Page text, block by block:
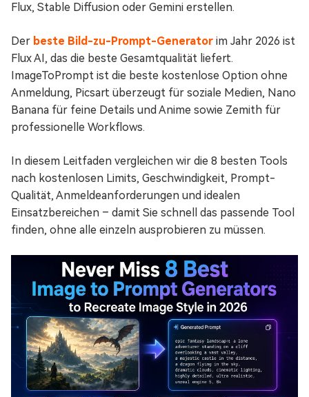
Flux, Stable Diffusion oder Gemini erstellen.
Der beste Bild-zu-Prompt-Generator im Jahr 2026 ist
Flux AI, das die beste Gesamtqualität liefert.
ImageToPrompt ist die beste kostenlose Option ohne
Anmeldung, Picsart überzeugt für soziale Medien, Nano
Banana für feine Details und Anime sowie Zemith für
professionelle Workflows.
In diesem Leitfaden vergleichen wir die 8 besten Tools
nach kostenlosen Limits, Geschwindigkeit, Prompt-
Qualität, Anmeldeanforderungen und idealen
Einsatzbereichen – damit Sie schnell das passende Tool
finden, ohne alle einzeln ausprobieren zu müssen.